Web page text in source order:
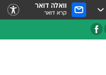
וואלה דואר
קרא דואר